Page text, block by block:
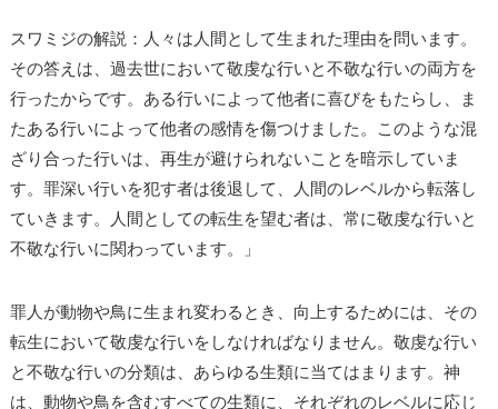
スワミジの解説：人々は人間として生まれた理由を問います。
その答えは、過去世において敬虔な行いと不敬な行いの両方を
行ったからです。ある行いによって他者に喜びをもたらし、ま
たある行いによって他者の感情を傷つけました。このような混
ざり合った行いは、再生が避けられないことを暗示していま
す。罪深い行いを犯す者は後退して、人間のレベルから転落し
ていきます。人間としての転生を望む者は、常に敬虔な行いと
不敬な行いに関わっています。」
罪人が動物や鳥に生まれ変わるとき、向上するためには、その
転生において敬虔な行いをしなければなりません。敬虔な行い
と不敬な行いの分類は、あらゆる生類に当てはまります。神
は、動物や鳥を含むすべての生類に、それぞれのレベルに応じ